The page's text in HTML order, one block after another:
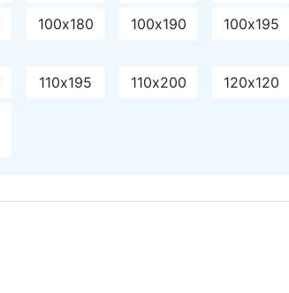
100х180 100х190 100х195
110х195 110х200 120х120